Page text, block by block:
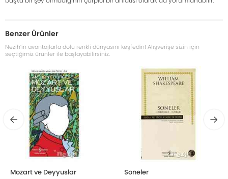
Benzer Ürünler
Nezih’in avantajlarla dolu renkli dünyasını keşfedin! Alışverişe sizin için
seçtiğimiz ürünler ile başlayabilirsiniz.
Mozart ve Deyyuslar Soneler